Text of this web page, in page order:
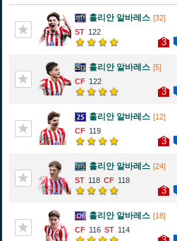
훌리안 알바레스 [32]
122
3
훌리안 알바레스 [5]
122
3
훌리안 알바레스 [12]
119
3
훌리안 알바레스 [24]
118
118
3
훌리안 알바레스 [18]
116
114